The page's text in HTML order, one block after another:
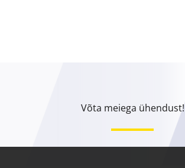
Võta meiega ühendust!